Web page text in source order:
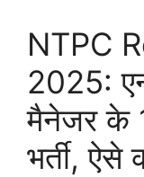
NTPC
2025:
मैनेजर के
भर्ती,